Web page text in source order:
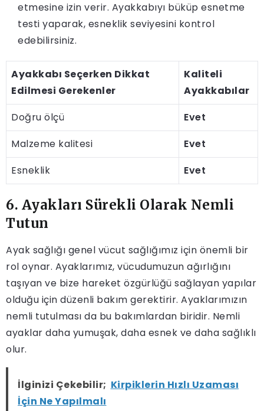
etmesine izin verir. Ayakkabıyı büküp esnetme
testi yaparak, esneklik seviyesini kontrol
edebilirsiniz.
Ayakkabı Seçerken Dikkat
Edilmesi Gerekenler
Kaliteli
Ayakkabılar
Doğru ölçü
Evet
Malzeme kalitesi
Evet
Esneklik
Evet
6. Ayakları Sürekli Olarak Nemli
Tutun
Ayak sağlığı genel vücut sağlığımız için önemli bir
rol oynar. Ayaklarımız, vücudumuzun ağırlığını
taşıyan ve bize hareket özgürlüğü sağlayan yapılar
olduğu için düzenli bakım gerektirir. Ayaklarımızın
nemli tutulması da bu bakımlardan biridir. Nemli
ayaklar daha yumuşak, daha esnek ve daha sağlıklı
olur.
İlginizi Çekebilir; Kirpiklerin Hızlı Uzaması
İçin Ne Yapılmalı